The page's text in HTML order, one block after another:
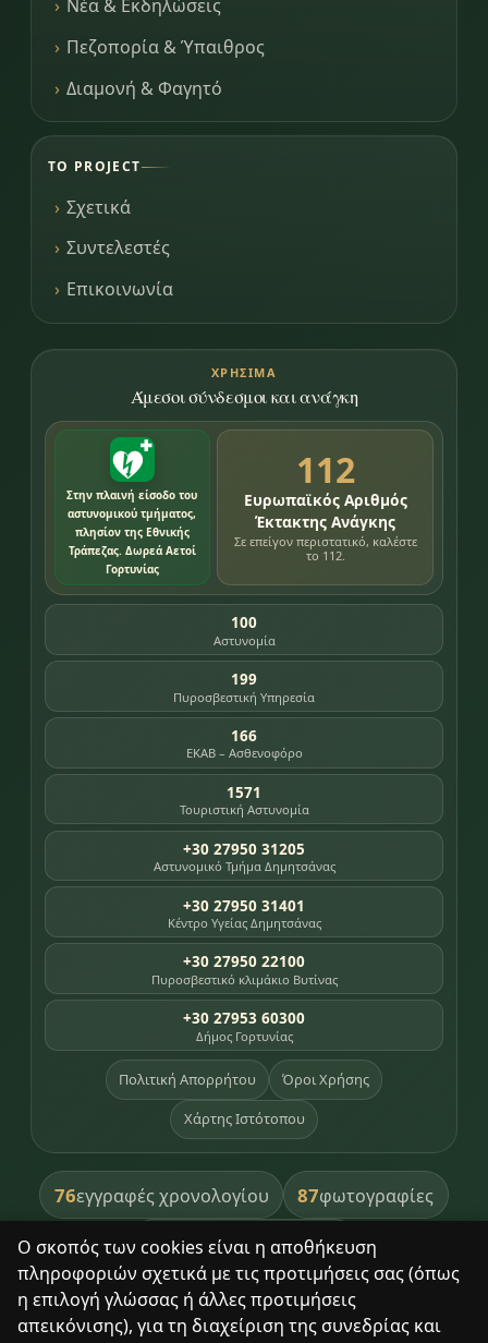
Ο σκοπός των cookies είναι η αποθήκευση
πληροφοριών σχετικά με τις προτιμήσεις σας (όπως
η επιλογή γλώσσας ή άλλες προτιμήσεις
απεικόνισης), για τη διαχείριση της συνεδρίας και
Νέα & Εκδηλώσεις
Πεζοπορία & Ύπαιθρος
Διαμονή & Φαγητό
ΤΟ PROJECT
Σχετικά
Συντελεστές
Επικοινωνία
ΧΡΉΣΙΜΑ
Άμεσοι σύνδεσμοι και ανάγκη
Στην πλαινή είσοδο του
αστυνομικού τμήματος,
πλησίον της Εθνικής
Τράπεζας. Δωρεά Αετοί
Γορτυνίας
112
Ευρωπαϊκός Αριθμός
Έκτακτης Ανάγκης
Σε επείγον περιστατικό, καλέστε
το 112.
100
Αστυνομία
199
Πυροσβεστική Υπηρεσία
166
ΕΚΑΒ – Ασθενοφόρο
1571
Τουριστική Αστυνομία
+30 27950 31205
Αστυνομικό Τμήμα Δημητσάνας
+30 27950 31401
Κέντρο Υγείας Δημητσάνας
+30 27950 22100
Πυροσβεστικό κλιμάκιο Βυτίνας
+30 27953 60300
Δήμος Γορτυνίας
Πολιτική Απορρήτου Όροι Χρήσης
Χάρτης Ιστότοπου
76εγγραφές χρονολογίου 87φωτογραφίες
391βιβλία βιβλιοθήκης
8σημεία κληρονομιάς